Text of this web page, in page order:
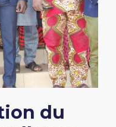
du